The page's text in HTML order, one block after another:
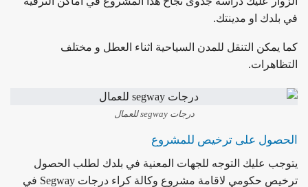
في بلدك او مدينتك.
كما يمكن التنقل للمدن السياحية اثناء العطل و مختلف
التظاهرات.
درجات segway للعمال
الحصول على ترخيص للمشروع
يتوجب عليك التوجه للجهات المعنية في بلدك لطلب الحصول
ترخيص حكومي لاقامة مشروع وكالة كراء درجات Segway في